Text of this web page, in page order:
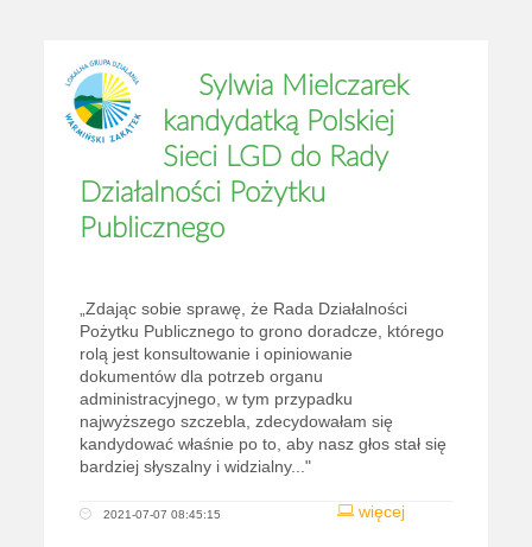
Sylwia Mielczarek
kandydatką Polskiej
Sieci LGD do Rady
Działalności Pożytku
Publicznego
„Zdając sobie sprawę, że Rada Działalności
Pożytku Publicznego to grono doradcze, którego
rolą jest konsultowanie i opiniowanie
dokumentów dla potrzeb organu
administracyjnego, w tym przypadku
najwyższego szczebla, zdecydowałam się
kandydować właśnie po to, aby nasz głos stał się
bardziej słyszalny i widzialny..."
więcej
2021-07-07 08:45:15